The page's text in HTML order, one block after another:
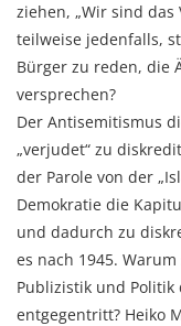
ziehen, „Wir sind
teilweise jedenfalls,
Bürger zu reden, die
versprechen?
Der Antisemitismus
„verjudet“ zu
der Parole von der
Demokratie die
und dadurch zu
es nach 1945.
Publizistik und Politik
entgegentritt? Heiko